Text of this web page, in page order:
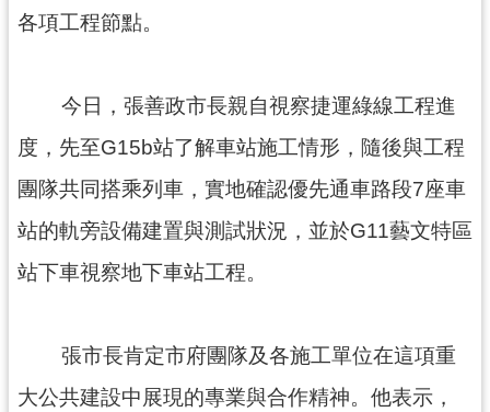
桃
口
站
隱
私
網
各項工程節點。
今日，張善政市長親自視察捷運綠線工程進
度，先至G15b站了解車站施工情形，隨後與工程
團隊共同搭乘列車，實地確認優先通車路段7座車
站的軌旁設備建置與測試狀況，並於G11藝文特區
站下車視察地下車站工程。
張市長肯定市府團隊及各施工單位在這項重
大公共建設中展現的專業與合作精神。他表示，